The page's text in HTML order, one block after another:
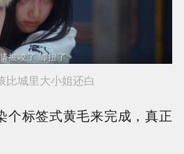
比城里大小姐还白
个标签式黄毛来完成，真正